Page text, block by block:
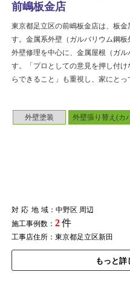
外壁塗装 外壁張り替え(カ
対応地域：中野区 周辺
施工事例数： 2件
工事店住所：東京都足立区新田
もっと詳
前嶋板金店
東京都足立区の前嶋板金店は、板
す。金属系外壁（ガルバリウム鋼
外壁修理を中心に、金属屋根（ガ
す。「プロとしての意見を押し付
らできること」も重視し、家にとっ